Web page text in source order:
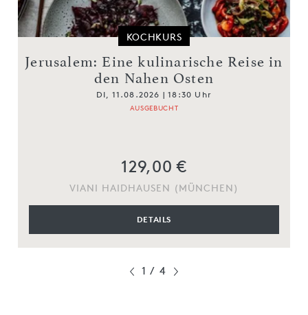
KOCHKURS
Jerusalem: Eine kulinarische Reise in
den Nahen Osten
DI, 11.08.2026 | 18:30 Uhr
AUSGEBUCHT
129,00 €
VIANI HAIDHAUSEN (MÜNCHEN)
DETAILS
1 / 4